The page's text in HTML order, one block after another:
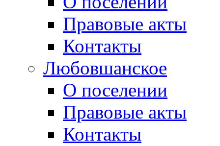
Правовые акты
Контакты
Любовшанское
О поселении
Правовые акты
Контакты